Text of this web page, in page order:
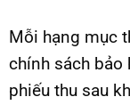
Mỗi hạng mục
chính sách bảo
phiếu thu sau